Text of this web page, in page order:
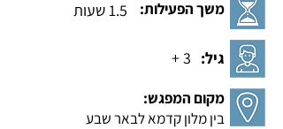
1.5 שעות משך הפעילות:
3 + גיל:
מקום המפגש:
בין מלון קדמא לבאר שבע